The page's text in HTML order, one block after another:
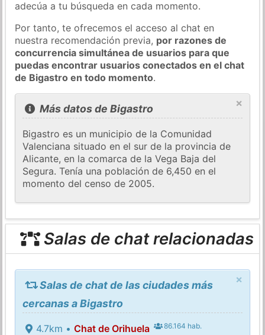
adecúa a tu búsqueda en cada momento.
Por tanto, te ofrecemos el acceso al chat en
nuestra recomendación previa, por razones de
concurrencia simultánea de usuarios para que
puedas encontrar usuarios conectados en el chat
de Bigastro en todo momento.
×
Más datos de Bigastro
Bigastro es un municipio de la Comunidad
Valenciana situado en el sur de la provincia de
Alicante, en la comarca de la Vega Baja del
Segura. Tenía una población de 6,450 en el
momento del censo de 2005.
Salas de chat relacionadas
×
Salas de chat de las ciudades más
cercanas a Bigastro
4.7km • Chat de Orihuela 86.164 hab.